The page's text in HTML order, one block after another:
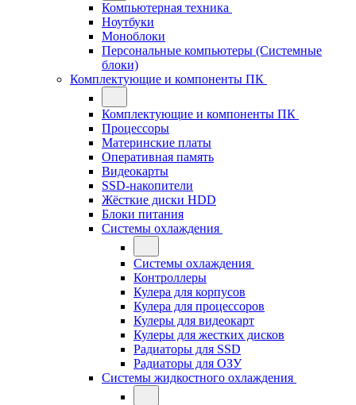
Компьютерная техника
Ноутбуки
Моноблоки
Персональные компьютеры (Системные
блоки)
Комплектующие и компоненты ПК
Комплектующие и компоненты ПК
Процессоры
Материнские платы
Оперативная память
Видеокарты
SSD-накопители
Жёсткие диски HDD
Блоки питания
Системы охлаждения
Системы охлаждения
Контроллеры
Кулера для корпусов
Кулера для процессоров
Кулеры для видеокарт
Кулеры для жестких дисков
Радиаторы для SSD
Радиаторы для ОЗУ
Системы жидкостного охлаждения